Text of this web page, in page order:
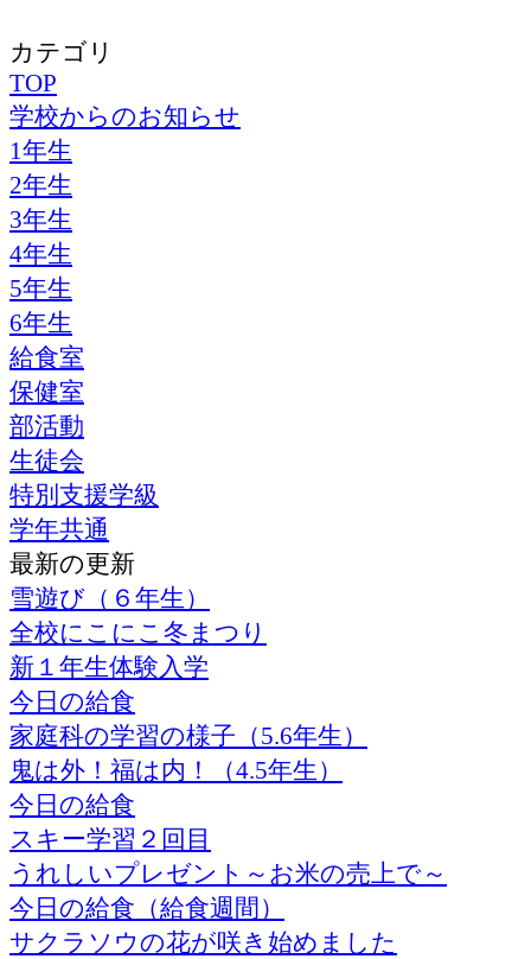
カテゴリ
TOP
学校からのお知らせ
1年生
2年生
3年生
4年生
5年生
6年生
給食室
保健室
部活動
生徒会
特別支援学級
学年共通
最新の更新
雪遊び（６年生）
全校にこにこ冬まつり
新１年生体験入学
今日の給食
家庭科の学習の様子（5.6年生）
鬼は外！福は内！（4.5年生）
今日の給食
スキー学習２回目
うれしいプレゼント～お米の売上で～
今日の給食（給食週間）
サクラソウの花が咲き始めました